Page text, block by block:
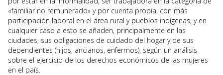
«familiar no remunerado» y por cuenta propia, con más
participación laboral en el área rural y pueblos indígenas, y en
cualquier caso a esto se añaden, principalmente en las
ciudades, sus obligaciones de cuidado del hogar y de sus
dependientes (hijos, ancianos, enfermos), según un análisis
sobre el ejercicio de los derechos económicos de las mujeres
en el país.